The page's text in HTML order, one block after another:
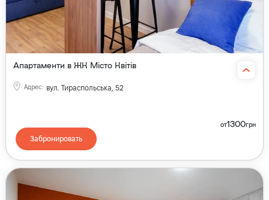
Апартаменти в ЖК Місто Квітів
Адрес: вул. Тираспольська, 52
от1300грн
Забронировать